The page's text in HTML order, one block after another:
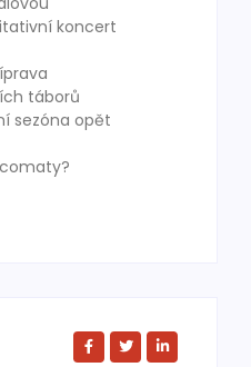
koncert
táborů
sezóna opět